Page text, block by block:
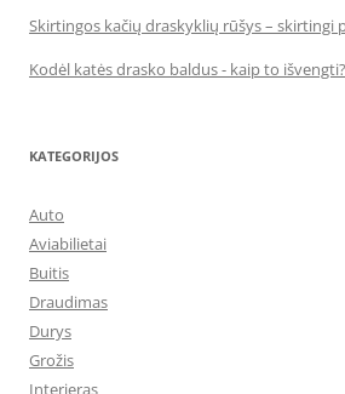
Skirtingos kačių draskyklių rūšys – skirtingi
Kodėl katės drasko baldus - kaip to išvengti?
KATEGORIJOS
Auto
Aviabilietai
Buitis
Draudimas
Durys
Grožis
Interjeras